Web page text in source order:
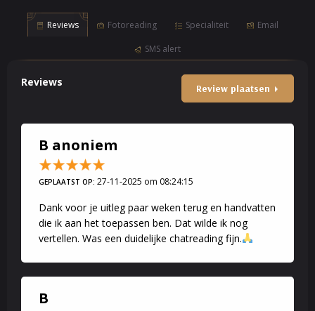
Reviews Fotoreading Specialiteit
Email
SMS alert
Reviews Review plaatsen
B anoniem
GEPLAATST OP: 27-11-2025 om 08:24:15
Dank voor je uitleg paar weken terug en handvatten
die ik aan het toepassen ben. Dat wilde ik nog
vertellen. Was een duidelijke chatreading fijn.
B